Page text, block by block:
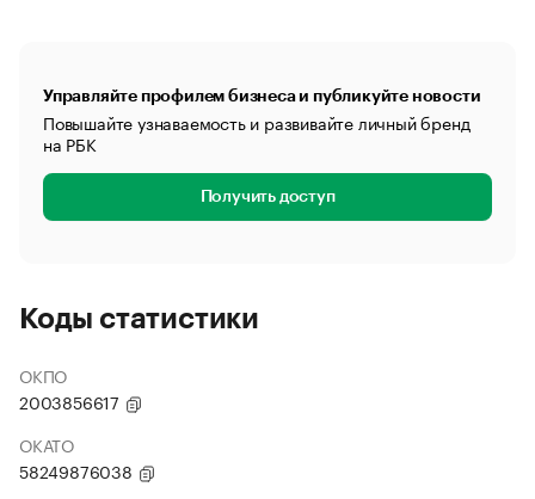
Управляйте профилем бизнеса и публикуйте новости
Повышайте узнаваемость и развивайте личный бренд
на РБК
Получить доступ
Коды статистики
ОКПО
2003856617
ОКАТО
58249876038